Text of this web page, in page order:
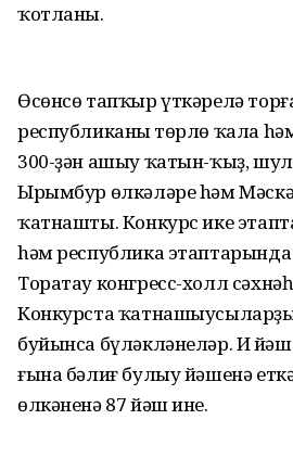
ҡотланы.
Өсөнсө тапҡыр үткәрелә
республиканың төрлө ҡала
300-ҙән ашыу ҡатын-ҡыҙ,
Ырымбур өлкәләре hәм
ҡатнашты. Конкурс ике
hәм республика
Торатау конгресс-холл
Конкурста
буйынса бүләкләнеләр. Иң
ғына бәлиғ булыу йәшенә
өлкәненә 87 йәш ине.